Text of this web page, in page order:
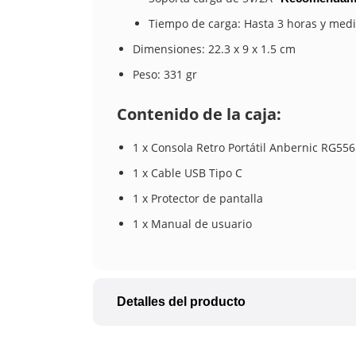
Tiempo de carga: Hasta 3 horas y
Dimensiones: 22.3 x 9 x 1.5 cm
Peso: 331 gr
Contenido de la caja:
1 x Consola Retro Portátil Anbernic RG556
1 x Cable USB Tipo C
1 x Protector de pantalla
1 x Manual de usuario
Detalles del producto